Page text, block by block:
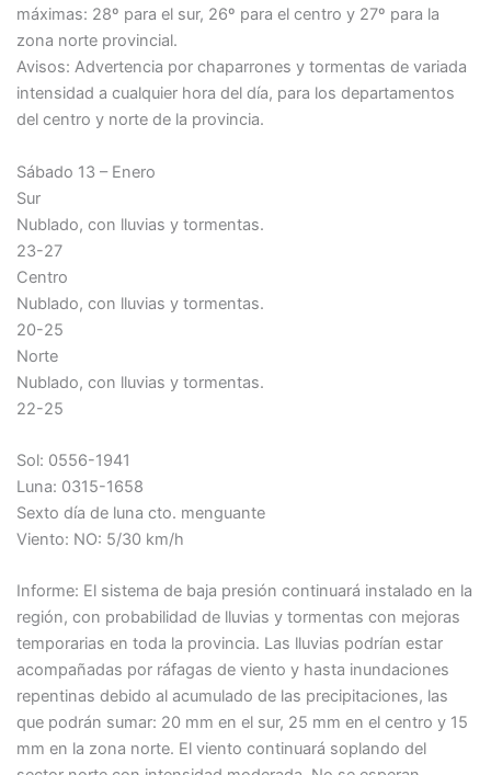
máximas: 28º para el sur, 26º para el centro y 27º para la
zona norte provincial.
Avisos: Advertencia por chaparrones y tormentas de variada
intensidad a cualquier hora del día, para los departamentos
del centro y norte de la provincia.
Sábado 13 – Enero
Sur
Nublado, con lluvias y tormentas.
23-27
Centro
Nublado, con lluvias y tormentas.
20-25
Norte
Nublado, con lluvias y tormentas.
22-25
Sol: 0556-1941
Luna: 0315-1658
Sexto día de luna cto. menguante
Viento: NO: 5/30 km/h
Informe: El sistema de baja presión continuará instalado en la
región, con probabilidad de lluvias y tormentas con mejoras
temporarias en toda la provincia. Las lluvias podrían estar
acompañadas por ráfagas de viento y hasta inundaciones
repentinas debido al acumulado de las precipitaciones, las
que podrán sumar: 20 mm en el sur, 25 mm en el centro y 15
mm en la zona norte. El viento continuará soplando del